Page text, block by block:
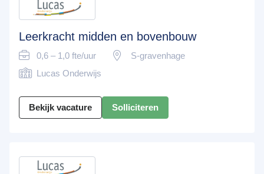
Leerkracht midden en bovenbouw
0,6 – 1,0 fte/uur
S-gravenhage
Lucas Onderwijs
Bekijk vacature Solliciteren